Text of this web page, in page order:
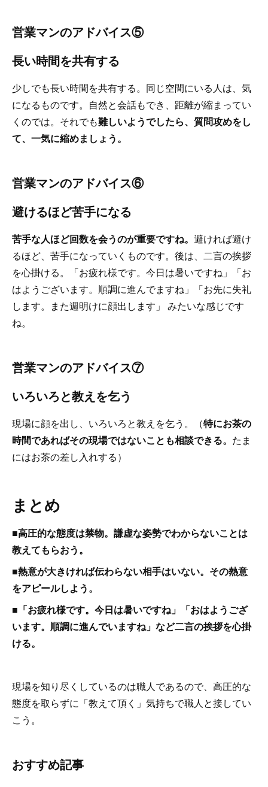
営業マンのアドバイス⑤
長い時間を共有する
少しでも長い時間を共有する。同じ空間にいる人は、気
になるものです。自然と会話もでき、距離が縮まってい
くのでは。それでも難しいようでしたら、質問攻めをし
て、一気に縮めましょう。
営業マンのアドバイス⑥
避けるほど苦手になる
苦手な人ほど回数を会うのが重要ですね。 避ければ避け
るほど、苦手になっていくものです。後は、二言の挨拶
を心掛ける。「お疲れ様です。今日は暑いですね」「お
はようございます。順調に進んでますね」「お先に失礼
します。また週明けに顔出します」 みたいな感じです
ね。
営業マンのアドバイス⑦
いろいろと教えを乞う
現場に顔を出し、いろいろと教えを乞う。（特にお茶の
時間であればその現場ではないことも相談できる。 たま
にはお茶の差し入れする）
まとめ
■高圧的な態度は禁物。謙虚な姿勢でわからないことは
教えてもらおう。
■熱意が大きければ伝わらない相手はいない。その熱意
をアピールしよう。
■「お疲れ様です。今日は暑いですね」「おはようござ
います。順調に進んでいますね」など二言の挨拶を心掛
ける。
現場を知り尽くしているのは職人であるので、高圧的な
態度を取らずに「教えて頂く」気持ちで職人と接してい
こう。
おすすめ記事